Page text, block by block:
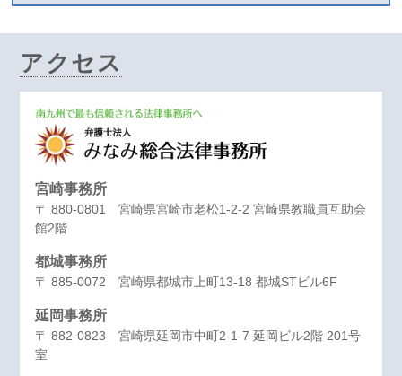
アクセス
宮崎事務所
〒 880-0801 宮崎県宮崎市老松1-2-2 宮崎県教職員互助会
館2階
都城事務所
〒 885-0072 宮崎県都城市上町13-18 都城STビル6F
延岡事務所
〒 882-0823 宮崎県延岡市中町2-1-7 延岡ビル2階 201号
室